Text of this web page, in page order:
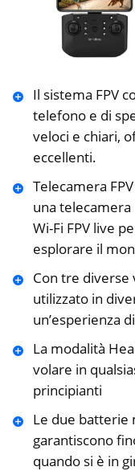
Il sistema FPV
telefono e di
veloci e chiari,
eccellenti.
Telecamera
una telecamera
Wi-Fi FPV live
esplorare il
Con tre diverse
utilizzato in
un’esperienza
La modalità
volare in
principianti
Le due batterie
garantiscono
quando si è in